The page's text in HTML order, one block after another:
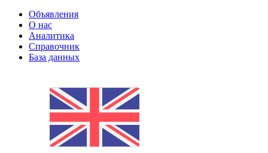
Объявления
О нас
Аналитика
Справочник
База данных